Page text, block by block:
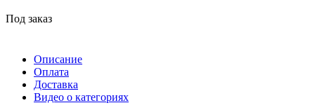
Под заказ
Описание
Оплата
Доставка
Видео о категориях